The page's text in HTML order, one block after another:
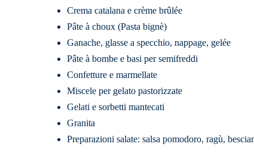
Crema catalana e crème brûlée
Pâte à choux (Pasta bignè)
Ganache, glasse a specchio, nappage, gelée
Pâte à bombe e basi per semifreddi
Confetture e marmellate
Miscele per gelato pastorizzate
Gelati e sorbetti mantecati
Granita
Preparazioni salate: salsa pomodoro, ragù,